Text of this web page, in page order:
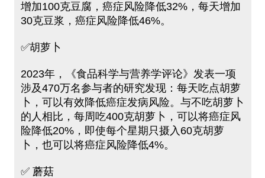
增加100克豆腐，癌症风险降低32%，每天增加
30克豆浆，癌症风险降低46%。
✅胡萝卜
2023年，《食品科学与营养学评论》发表一项
涉及470万名参与者的研究发现：每天吃点胡萝
卜，可以有效降低癌症发病风险。与不吃胡萝卜
的人相比，每周吃400克胡萝卜，可以将癌症风
险降低20%，即使每个星期只摄入60克胡萝
卜，也可以将癌症风险降低4%。
✅ 蘑菇